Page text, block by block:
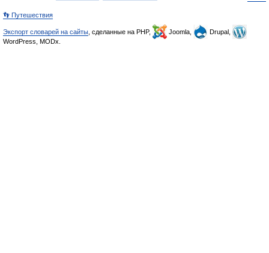
👣 Путешествия
Экспорт словарей на сайты , сделанные на PHP, Joomla,
Drupal,
WordPress, MODx.